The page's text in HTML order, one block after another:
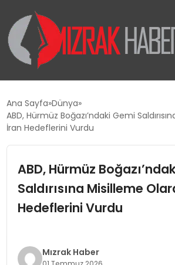
SIYASET
EKONOMI
TEKNOLOJI
Ana Sayfa Dünya
ABD, Hürmüz Boğazı’ndaki Gemi
İran Hedeflerini Vurdu
ABD, Hürmüz
Saldırısına Misilleme
Hedeflerini Vurdu
Mızrak Haber